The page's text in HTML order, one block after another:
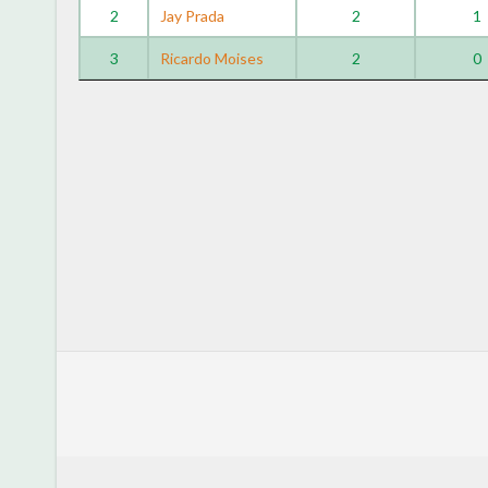
2 Jay Prada 2 1
3 Ricardo Moises 2 0